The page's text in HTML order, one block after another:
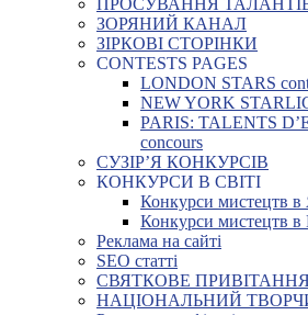
ПРОСУВАННЯ ТАЛАНТІВ:
ЗОРЯНИЙ КАНАЛ
ЗІРКОВІ СТОРІНКИ
CONTESTS PAGES
LONDON STARS
NEW YORK
PARIS: TALENTS
concours
СУЗІР’Я КОНКУРСІВ
КОНКУРСИ В СВІТІ
Конкурси мистецтв в
Конкурси мистецтв в
Реклама на сайті
SEO статті
СВЯТКОВЕ ПРИВІТАННЯ
НАЦІОНАЛЬНИЙ